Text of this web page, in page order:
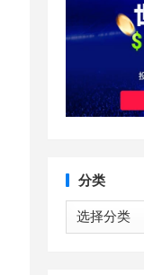
分类
分
类